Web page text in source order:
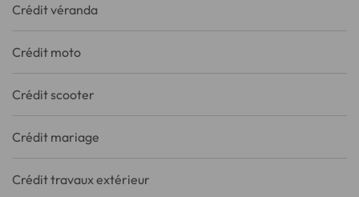
Crédit véranda
Crédit moto
Crédit scooter
Crédit mariage
Crédit travaux extérieur